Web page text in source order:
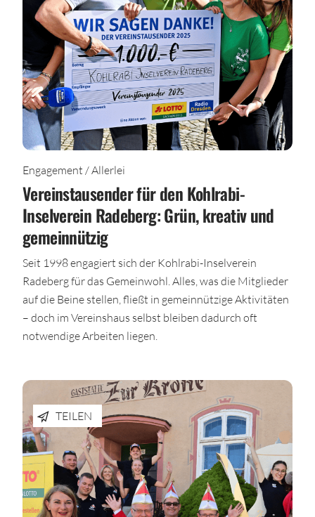
Engagement / Allerlei
Vereinstausender für den Kohlrabi-
Inselverein Radeberg: Grün, kreativ und
gemeinnützig
Seit 1998 engagiert sich der Kohlrabi-Inselverein
Radeberg für das Gemeinwohl. Alles, was die Mitglieder
auf die Beine stellen, fließt in gemeinnützige Aktivitäten
– doch im Vereinshaus selbst bleiben dadurch oft
notwendige Arbeiten liegen.
TEILEN